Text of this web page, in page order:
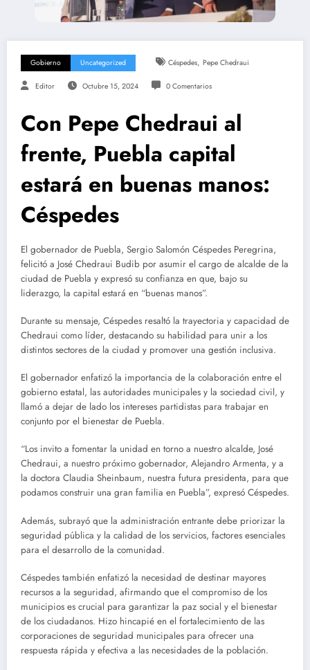
Gobierno Uncategorized Céspedes, Pepe Chedraui
Editor Octubre 15, 2024 0 Comentarios
Con Pepe Chedraui al
frente, Puebla capital
estará en buenas manos:
Céspedes
El gobernador de Puebla, Sergio Salomón Céspedes Peregrina,
felicitó a José Chedraui Budib por asumir el cargo de alcalde de la
ciudad de Puebla y expresó su confianza en que, bajo su
liderazgo, la capital estará en “buenas manos”.
Durante su mensaje, Céspedes resaltó la trayectoria y capacidad de
Chedraui como líder, destacando su habilidad para unir a los
distintos sectores de la ciudad y promover una gestión inclusiva.
El gobernador enfatizó la importancia de la colaboración entre el
gobierno estatal, las autoridades municipales y la sociedad civil, y
llamó a dejar de lado los intereses partidistas para trabajar en
conjunto por el bienestar de Puebla.
“Los invito a fomentar la unidad en torno a nuestro alcalde, José
Chedraui, a nuestro próximo gobernador, Alejandro Armenta, y a
la doctora Claudia Sheinbaum, nuestra futura presidenta, para que
podamos construir una gran familia en Puebla”, expresó Céspedes.
Además, subrayó que la administración entrante debe priorizar la
seguridad pública y la calidad de los servicios, factores esenciales
para el desarrollo de la comunidad.
Céspedes también enfatizó la necesidad de destinar mayores
recursos a la seguridad, afirmando que el compromiso de los
municipios es crucial para garantizar la paz social y el bienestar
de los ciudadanos. Hizo hincapié en el fortalecimiento de las
corporaciones de seguridad municipales para ofrecer una
respuesta rápida y efectiva a las necesidades de la población.